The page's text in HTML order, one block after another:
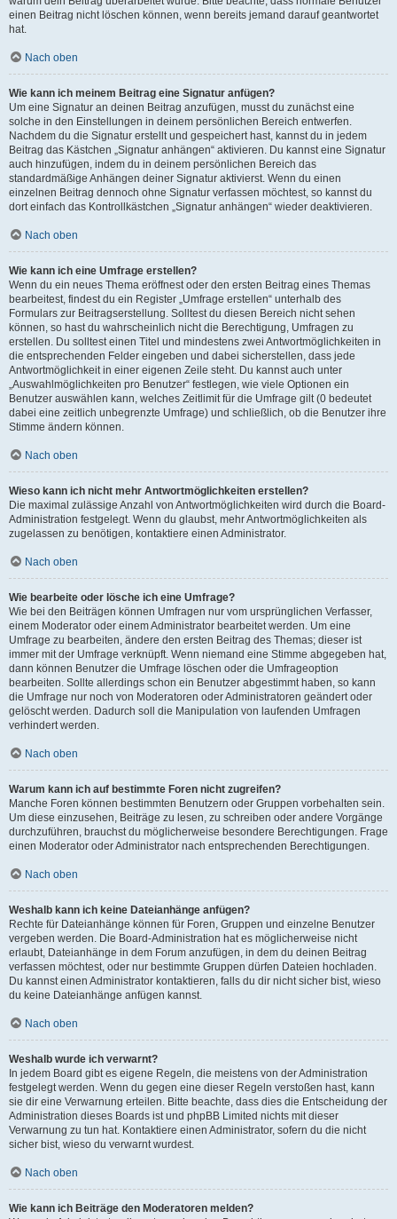
einen Beitrag nicht löschen können, wenn bereits jemand darauf geantwortet
hat.
Nach oben
Wie kann ich meinem Beitrag eine Signatur anfügen?
Um eine Signatur an deinen Beitrag anzufügen, musst du zunächst eine
solche in den Einstellungen in deinem persönlichen Bereich entwerfen.
Nachdem du die Signatur erstellt und gespeichert hast, kannst du in jedem
Beitrag das Kästchen „Signatur anhängen“ aktivieren. Du kannst eine Signatur
auch hinzufügen, indem du in deinem persönlichen Bereich das
standardmäßige Anhängen deiner Signatur aktivierst. Wenn du einen
einzelnen Beitrag dennoch ohne Signatur verfassen möchtest, so kannst du
dort einfach das Kontrollkästchen „Signatur anhängen“ wieder deaktivieren.
Nach oben
Wie kann ich eine Umfrage erstellen?
Wenn du ein neues Thema eröffnest oder den ersten Beitrag eines Themas
bearbeitest, findest du ein Register „Umfrage erstellen“ unterhalb des
Formulars zur Beitragserstellung. Solltest du diesen Bereich nicht sehen
können, so hast du wahrscheinlich nicht die Berechtigung, Umfragen zu
erstellen. Du solltest einen Titel und mindestens zwei Antwortmöglichkeiten in
die entsprechenden Felder eingeben und dabei sicherstellen, dass jede
Antwortmöglichkeit in einer eigenen Zeile steht. Du kannst auch unter
„Auswahlmöglichkeiten pro Benutzer“ festlegen, wie viele Optionen ein
Benutzer auswählen kann, welches Zeitlimit für die Umfrage gilt (0 bedeutet
dabei eine zeitlich unbegrenzte Umfrage) und schließlich, ob die Benutzer ihre
Stimme ändern können.
Nach oben
Wieso kann ich nicht mehr Antwortmöglichkeiten erstellen?
Die maximal zulässige Anzahl von Antwortmöglichkeiten wird durch die Board-
Administration festgelegt. Wenn du glaubst, mehr Antwortmöglichkeiten als
zugelassen zu benötigen, kontaktiere einen Administrator.
Nach oben
Wie bearbeite oder lösche ich eine Umfrage?
Wie bei den Beiträgen können Umfragen nur vom ursprünglichen Verfasser,
einem Moderator oder einem Administrator bearbeitet werden. Um eine
Umfrage zu bearbeiten, ändere den ersten Beitrag des Themas; dieser ist
immer mit der Umfrage verknüpft. Wenn niemand eine Stimme abgegeben hat,
dann können Benutzer die Umfrage löschen oder die Umfrageoption
bearbeiten. Sollte allerdings schon ein Benutzer abgestimmt haben, so kann
die Umfrage nur noch von Moderatoren oder Administratoren geändert oder
gelöscht werden. Dadurch soll die Manipulation von laufenden Umfragen
verhindert werden.
Nach oben
Warum kann ich auf bestimmte Foren nicht zugreifen?
Manche Foren können bestimmten Benutzern oder Gruppen vorbehalten sein.
Um diese einzusehen, Beiträge zu lesen, zu schreiben oder andere Vorgänge
durchzuführen, brauchst du möglicherweise besondere Berechtigungen. Frage
einen Moderator oder Administrator nach entsprechenden Berechtigungen.
Nach oben
Weshalb kann ich keine Dateianhänge anfügen?
Rechte für Dateianhänge können für Foren, Gruppen und einzelne Benutzer
vergeben werden. Die Board-Administration hat es möglicherweise nicht
erlaubt, Dateianhänge in dem Forum anzufügen, in dem du deinen Beitrag
verfassen möchtest, oder nur bestimmte Gruppen dürfen Dateien hochladen.
Du kannst einen Administrator kontaktieren, falls du dir nicht sicher bist, wieso
du keine Dateianhänge anfügen kannst.
Nach oben
Weshalb wurde ich verwarnt?
In jedem Board gibt es eigene Regeln, die meistens von der Administration
festgelegt werden. Wenn du gegen eine dieser Regeln verstoßen hast, kann
sie dir eine Verwarnung erteilen. Bitte beachte, dass dies die Entscheidung der
Administration dieses Boards ist und phpBB Limited nichts mit dieser
Verwarnung zu tun hat. Kontaktiere einen Administrator, sofern du die nicht
sicher bist, wieso du verwarnt wurdest.
Nach oben
Wie kann ich Beiträge den Moderatoren melden?